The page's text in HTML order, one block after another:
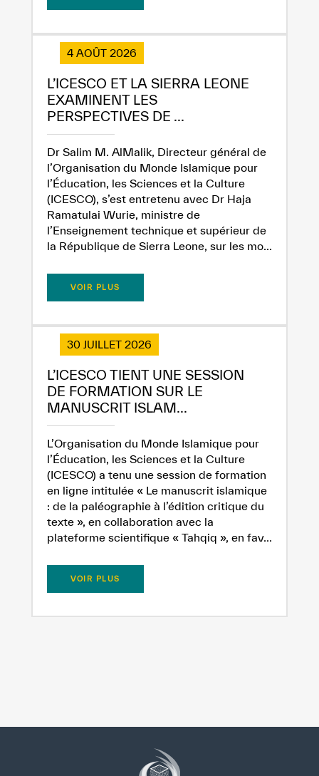
✪
✪ ✪
✪ ✪ ✪
✪ ✪ ✪ ✪
✪ ✪ ✪ ✪ ✪
Extremely
Dissatisfied
Extremely
4 AOÛT 2026
L’ICESCO ET LA SIERRA LEONE
EXAMINENT LES
PERSPECTIVES DE ...
Dr Salim M. AlMalik, Directeur général de
l’Organisation du Monde Islamique pour
l’Éducation, les Sciences et la Culture
(ICESCO), s’est entretenu avec Dr Haja
Ramatulai Wurie, ministre de
l’Enseignement technique et supérieur de
la République de Sierra Leone, sur les mo...
VOIR PLUS
30 JUILLET 2026
L’ICESCO TIENT UNE SESSION
DE FORMATION SUR LE
MANUSCRIT ISLAM...
L’Organisation du Monde Islamique pour
l’Éducation, les Sciences et la Culture
(ICESCO) a tenu une session de formation
en ligne intitulée « Le manuscrit islamique
: de la paléographie à l’édition critique du
texte », en collaboration avec la
plateforme scientifique « Tahqiq », en fav...
VOIR PLUS